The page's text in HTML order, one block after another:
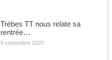
Trèbes TT nous relate sa
rentrée…
9 septembre 2020